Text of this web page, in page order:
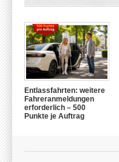
Entlassfahrten: weitere
Fahreranmeldungen
erforderlich – 500
Punkte je Auftrag